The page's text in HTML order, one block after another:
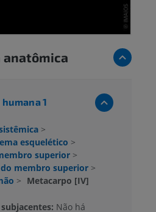
anatômica
1
>
esquelético >
superior >
membro superior >
> Metacarpo [IV]
Não há